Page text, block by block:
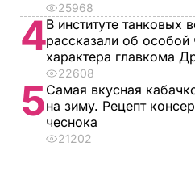
25968
4В институте танковых
рассказали об особой
характера главкома
22608
5Самая вкусная
на зиму. Рецепт
чеснока
21202